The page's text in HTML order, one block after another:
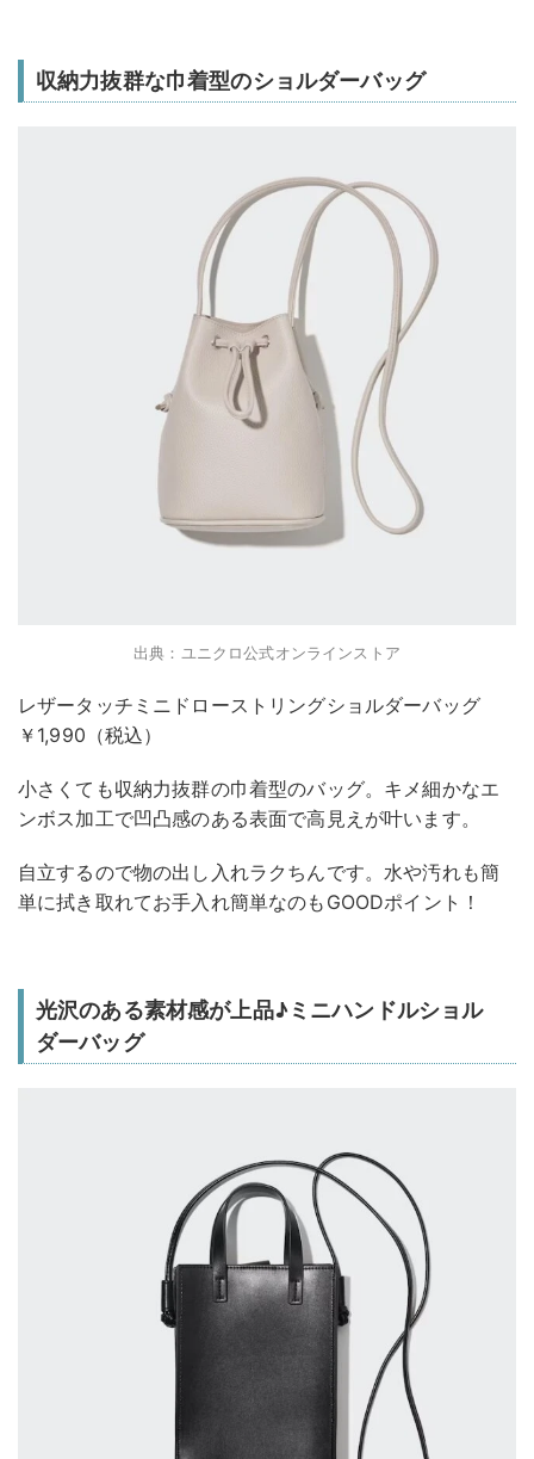
収納力抜群な巾着型のショルダーバッグ
出典：ユニクロ公式オンラインストア
レザータッチミニドローストリングショルダーバッグ
￥1,990（税込）
小さくても収納力抜群の巾着型のバッグ。キメ細かなエ
ンボス加工で凹凸感のある表面で高見えが叶います。
自立するので物の出し入れラクちんです。水や汚れも簡
単に拭き取れてお手入れ簡単なのもGOODポイント！
光沢のある素材感が上品♪ミニハンドルショル
ダーバッグ